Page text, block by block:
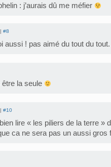
: j’aurais dû me méfier
#8
aussi ! pas aimé du tout du tout.
la seule
#10
lire « les piliers de la terre »
ca ne sera pas un aussi